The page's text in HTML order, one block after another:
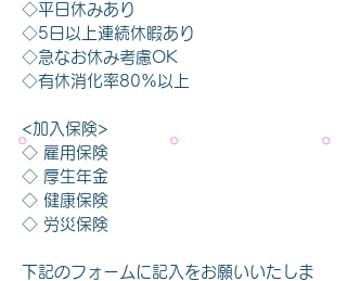
◇平日休みあり
◇5日以上連続休暇あり
◇急なお休み考慮OK
◇有休消化率80%以上
<加入保険>
◇ 雇用保険
◇ 厚生年金
◇ 健康保険
◇ 労災保険
​下記のフォームに記入をお願いいたしま